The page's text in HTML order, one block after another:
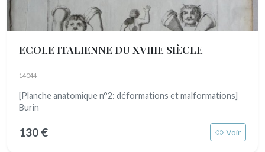
ECOLE ITALIENNE DU XVIIIE SIÈCLE
14044
[Planche anatomique n°2: déformations et malformations]
Burin
130 € Voir